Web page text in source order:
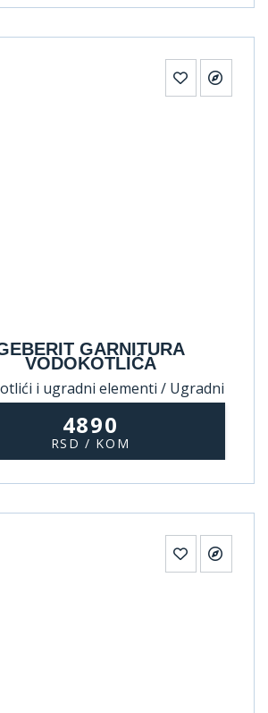
GARNITURA
VODOKOTLIĆA
i ugradni elementi / Ugradni
4890
RSD / KOM